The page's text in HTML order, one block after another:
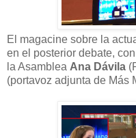
El magacine sobre la
en el posterior debate,
la Asamblea Ana Dávila
(portavoz adjunta de Más